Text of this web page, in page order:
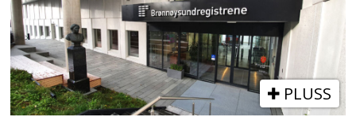
PLUSS